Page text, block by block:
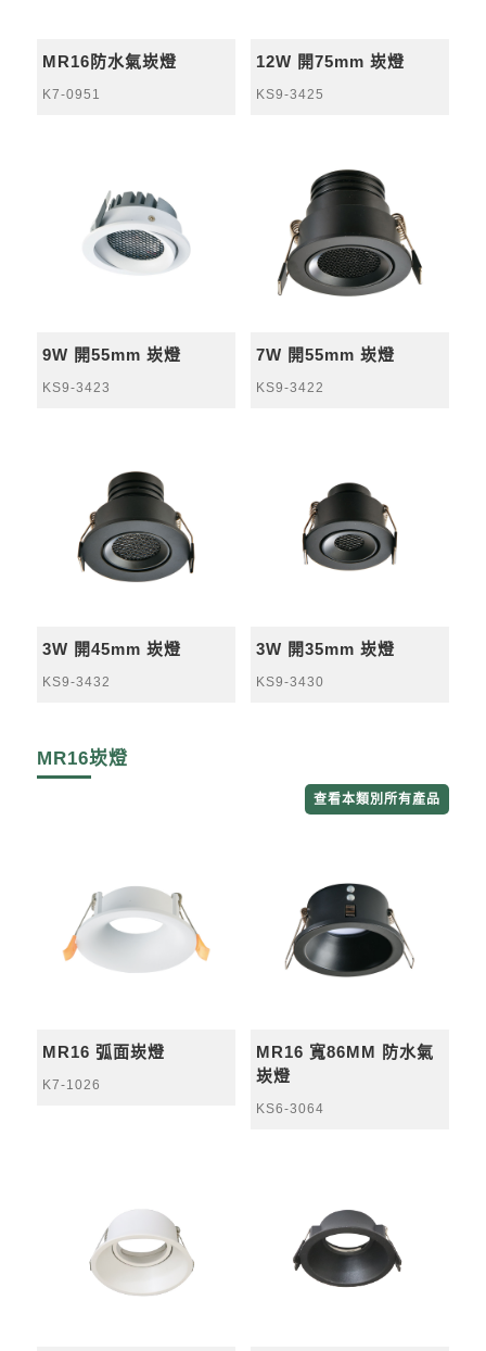
MR16防水氣崁燈
K7-0951
12W 開75mm 崁燈
KS9-3425
9W 開55mm 崁燈
KS9-3423
7W 開55mm 崁燈
KS9-3422
3W 開45mm 崁燈
KS9-3432
3W 開35mm 崁燈
KS9-3430
MR16崁燈
查看本類別所有產品
MR16 弧面崁燈
K7-1026
MR16 寬86MM 防水氣
崁燈
KS6-3064